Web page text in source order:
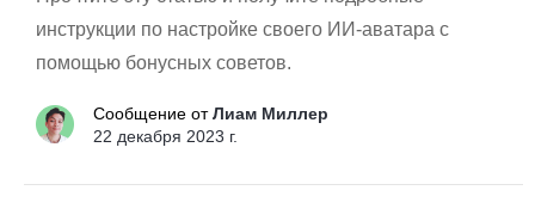
инструкции по настройке своего ИИ-аватара с
помощью бонусных советов.
Сообщение отЛиам Миллер
22 декабря 2023 г.